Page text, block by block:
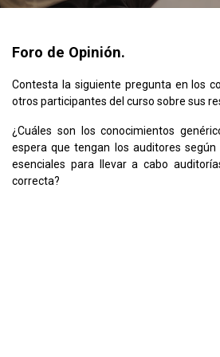
Foro de Opinión.
Contesta la siguiente pregunta en los
otros participantes del curso sobre sus
¿Cuáles son los conocimientos
espera que tengan los auditores
esenciales para llevar a cabo
correcta?